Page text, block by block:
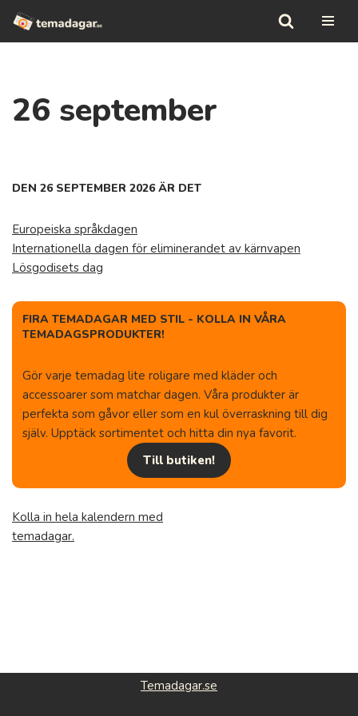
Hoppa
26 september
DEN 26 SEPTEMBER 2026 ÄR DET
Europeiska språkdagen
Internationella dagen för eliminerandet av kärnvapen
Lösgodisets dag
FIRA TEMADAGAR MED STIL - KOLLA IN VÅRA
TEMADAGSPRODUKTER!
Gör varje temadag lite roligare med kläder och
accessoarer som matchar dagen. Våra produkter är
perfekta som gåvor eller som en kul överraskning till dig
själv. Upptäck sortimentet och hitta din nya favorit.
Till butiken!
Kolla in hela kalendern med
temadagar.
Temadagar.se